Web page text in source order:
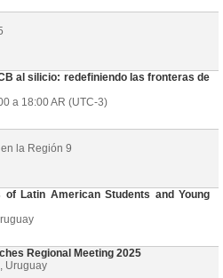
al silicio: redefiniendo las fronteras de
a 18:00 AR (UTC-3)
la Región 9
of Latin American Students and Young
Regional Meeting 2025
Uruguay